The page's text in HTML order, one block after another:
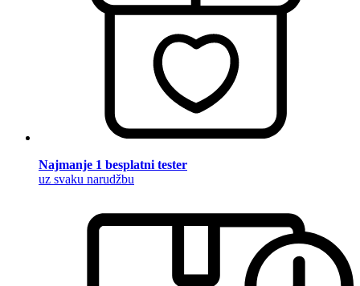
Najmanje 1 besplatni tester
uz svaku narudžbu